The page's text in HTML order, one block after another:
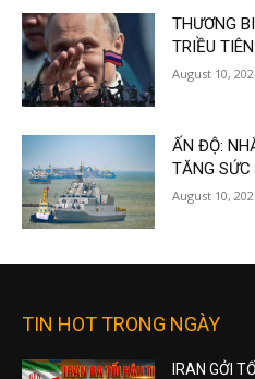
THƯƠNG
TRIỀU
August 10,
ẤN ĐỘ:
TĂNG SỨC
August 10,
TIN HOT TRONG NGÀY
IRAN GỞI